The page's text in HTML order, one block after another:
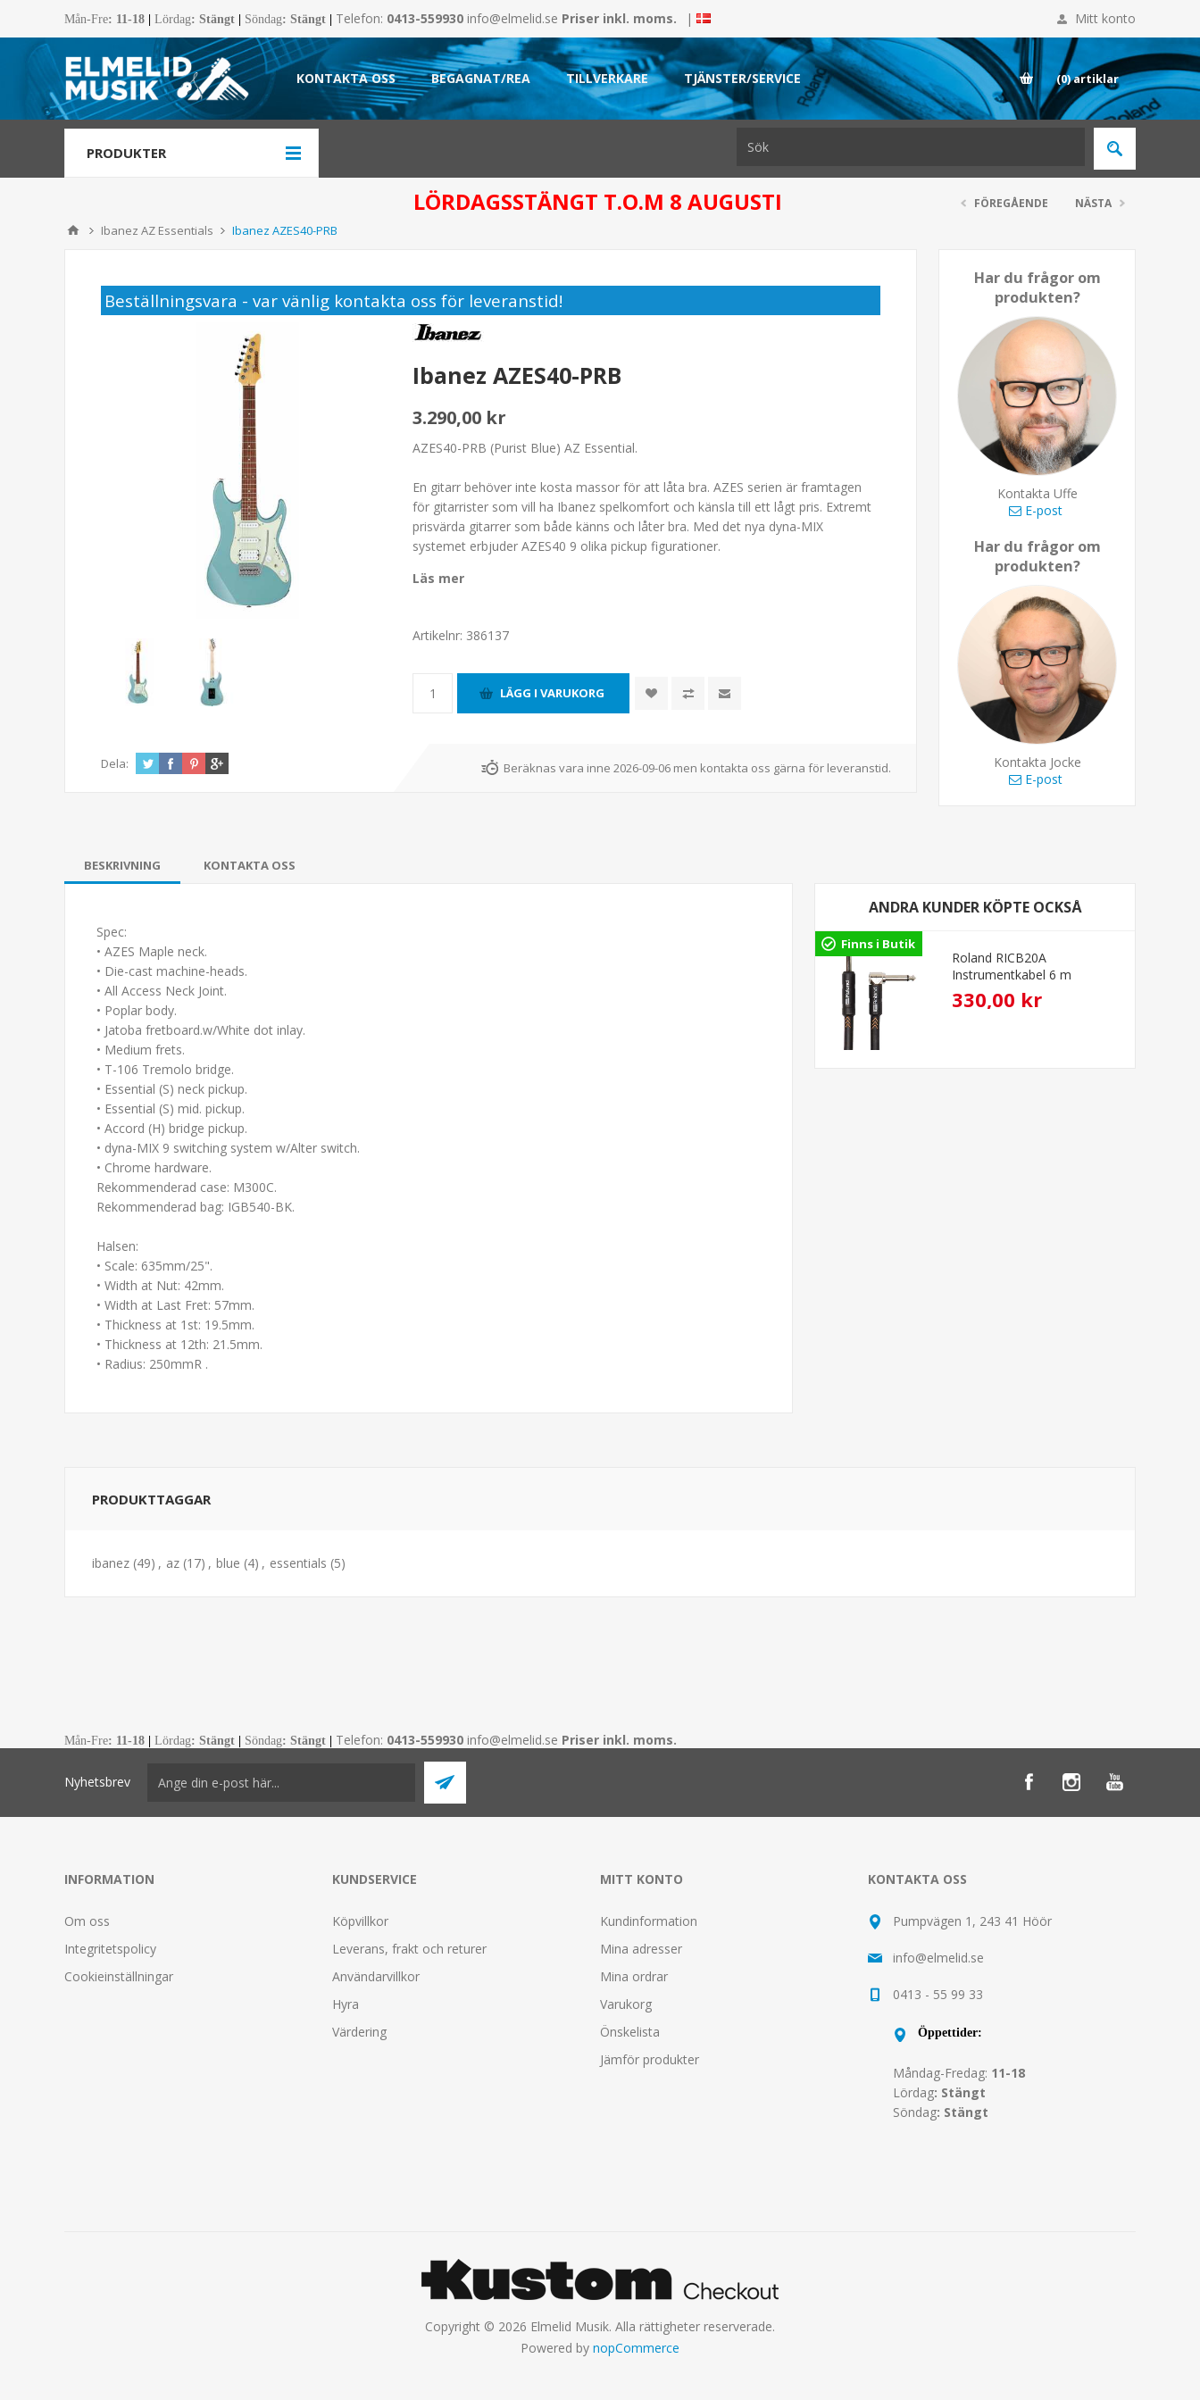
Mån-Fre: 11-18 Lördag: Stängt Söndag: Stängt Telefon: 0413-559930 info@elmelid.se Priser inkl. moms. | Mitt konto
KONTAKTA OSS BEGAGNAT/REA TILLVERKARE TJÄNSTER/SERVICE (0)artiklar
PRODUKTER
LÖRDAGSSTÄNGT T.O.M 8 AUGUSTI
Ibanez AZ Essentials Ibanez AZES40-PRB
FÖREGÅENDE NÄSTA
Har du frågor om
produkten?
Kontakta Uffe
E-post
Har du frågor om
produkten?
Kontakta Jocke
E-post
Beställningsvara - var vänlig kontakta oss för leveranstid!
Ibanez AZES40-PRB
3.290,00 kr
AZES40-PRB (Purist Blue) AZ Essential.
En gitarr behöver inte kosta massor för att låta bra. AZES serien är framtagen
för gitarrister som vill ha Ibanez spelkomfort och känsla till ett lågt pris. Extremt
prisvärda gitarrer som både känns och låter bra. Med det nya dyna-MIX
systemet erbjuder AZES40 9 olika pickup figurationer.
Läs mer
Artikelnr: 386137
Dela: Beräknas vara inne 2026-09-06 men kontakta oss gärna för leveranstid.
BESKRIVNING KONTAKTA OSS
Spec:
• AZES Maple neck.
• Die-cast machine-heads.
• All Access Neck Joint.
• Poplar body.
• Jatoba fretboard.w/White dot inlay.
• Medium frets.
• T-106 Tremolo bridge.
• Essential (S) neck pickup.
• Essential (S) mid. pickup.
• Accord (H) bridge pickup.
• dyna-MIX 9 switching system w/Alter switch.
• Chrome hardware.
Rekommenderad case: M300C.
Rekommenderad bag: IGB540-BK.
Halsen:
• Scale: 635mm/25".
• Width at Nut: 42mm.
• Width at Last Fret: 57mm.
• Thickness at 1st: 19.5mm.
• Thickness at 12th: 21.5mm.
• Radius: 250mmR .
ANDRA KUNDER KÖPTE OCKSÅ
Finns i Butik
Roland RICB20A
Instrumentkabel 6 m
330,00 kr
PRODUKTTAGGAR
ibanez (49) , az (17) , blue (4) , essentials (5)
Mån-Fre: 11-18 Lördag: Stängt Söndag: Stängt Telefon: 0413-559930 info@elmelid.se Priser inkl. moms.
Nyhetsbrev
INFORMATION
Om oss
Integritetspolicy
Cookieinställningar
KUNDSERVICE
Köpvillkor
Leverans, frakt och returer
Användarvillkor
Hyra
Värdering
MITT KONTO
Kundinformation
Mina adresser
Mina ordrar
Varukorg
Önskelista
Jämför produkter
KONTAKTA OSS
Pumpvägen 1, 243 41 Höör
info@elmelid.se
0413 - 55 99 33
Öppettider:
Måndag-Fredag: 11-18
Lördag: Stängt
Söndag: Stängt
Copyright © 2026 Elmelid Musik. Alla rättigheter reserverade.
Powered by nopCommerce